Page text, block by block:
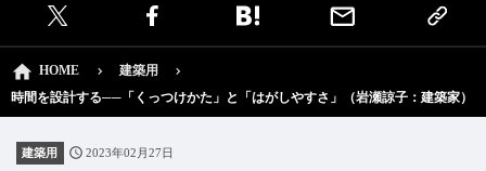
HOME
建築用
時間を設計する──「くっつけかた」と「はがしやすさ」（岩瀬諒子：建築家）
建築用 2023年02月27日